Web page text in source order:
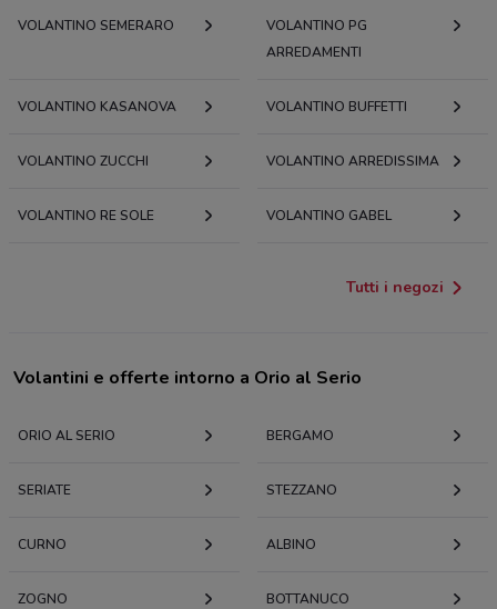
VOLANTINO SEMERARO
VOLANTINO PG
ARREDAMENTI
VOLANTINO KASANOVA VOLANTINO BUFFETTI
VOLANTINO ZUCCHI VOLANTINO ARREDISSIMA
VOLANTINO RE SOLE VOLANTINO GABEL
Tutti i negozi
Volantini e offerte intorno a Orio al Serio
ORIO AL SERIO BERGAMO
SERIATE STEZZANO
CURNO ALBINO
ZOGNO BOTTANUCO